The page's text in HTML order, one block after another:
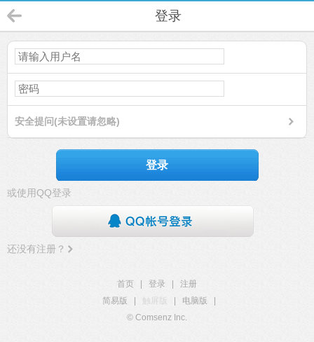
登录
安全提问(未设置请忽略)
登录
或使用QQ登录
还没有注册？
首页 登录
注册
简易版
触屏版 电脑版
© Comsenz Inc.